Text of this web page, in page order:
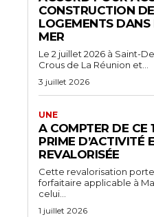
CONSTRUCTION
LOGEMENTS DANS
MER
Le 2 juillet 2026 à Saint-
Crous de La Réunion et...
3 juillet 2026
UNE
A COMPTER DE CE
PRIME D’ACTIVITÉ
REVALORISÉE
Cette revalorisation
forfaitaire applicable à
celui...
1 juillet 2026